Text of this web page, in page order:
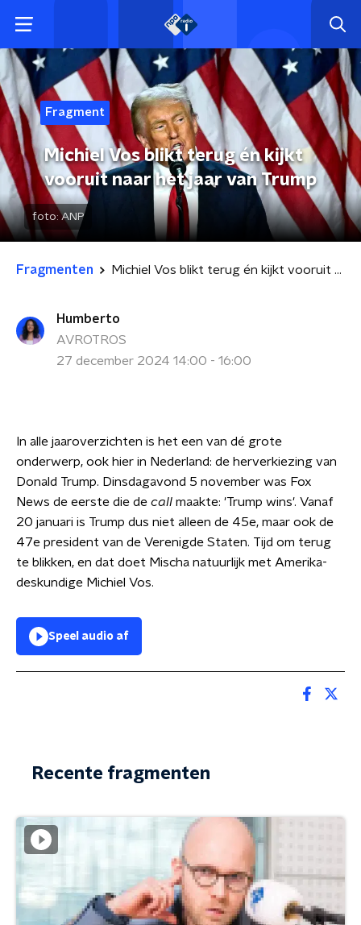
Fragment
Michiel Vos blikt terug én kijkt
vooruit naar het jaar van Trump
foto:ANP
Fragmenten Michiel Vos blikt terug én kijkt vooruit naar het jaar van Trump
Humberto
AVROTROS
27 december 2024 14:00 - 16:00
In alle jaaroverzichten is het een van dé grote
onderwerp, ook hier in Nederland: de herverkiezing van
Donald Trump. Dinsdagavond 5 november was Fox
News de eerste die de call maakte: 'Trump wins'. Vanaf
20 januari is Trump dus niet alleen de 45e, maar ook de
47e president van de Verenigde Staten. Tijd om terug
te blikken, en dat doet Mischa natuurlijk met Amerika-
deskundige Michiel Vos.
Speel audio af
Recente fragmenten